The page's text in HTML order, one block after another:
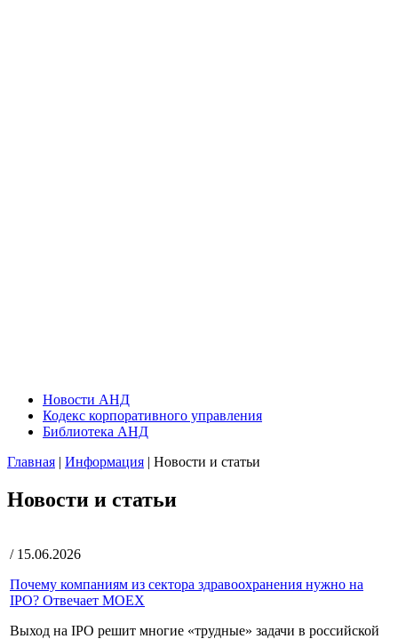
Новости АНД
Кодекс корпоративного управления
Библиотека АНД
Главная | Информация | Новости и статьи
Новости и статьи
/ 15.06.2026
Почему компаниям из сектора здравоохранения нужно на
IPO? Отвечает MOEX
Выход на IPO решит многие «трудные» задачи в российской